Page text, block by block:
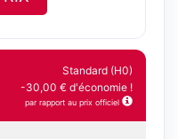
Standard (H0)
-30,00 € d'économie !
par rapport au prix officiel